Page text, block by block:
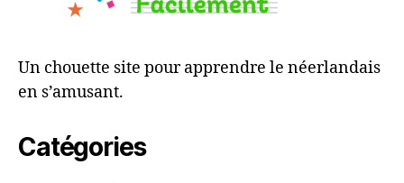
Un chouette site pour apprendre le néerlandais
en s’amusant.
Catégories